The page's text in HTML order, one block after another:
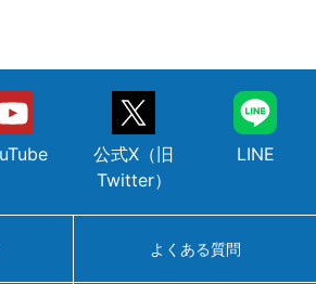
公式X（旧
Twitter）
LINE
よくある質問